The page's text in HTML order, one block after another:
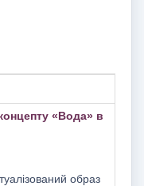
«Вода» в
образ